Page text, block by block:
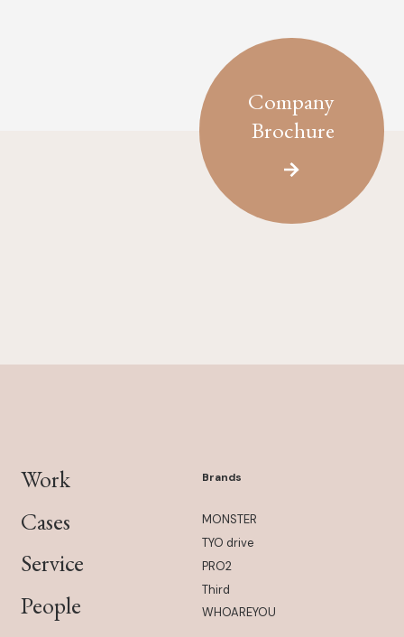
Company
Brochure
Work
Cases
Service
People
Brands
MONSTER
TYO drive
PRO2
Third
WHOAREYOU